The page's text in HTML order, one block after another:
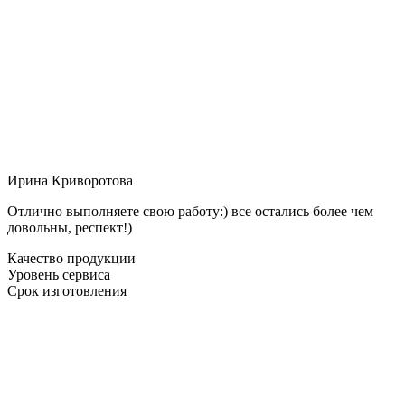
Ирина Криворотова
Отлично выполняете свою работу:) все остались более чем
довольны, респект!)
Качество продукции
Уровень сервиса
Срок изготовления